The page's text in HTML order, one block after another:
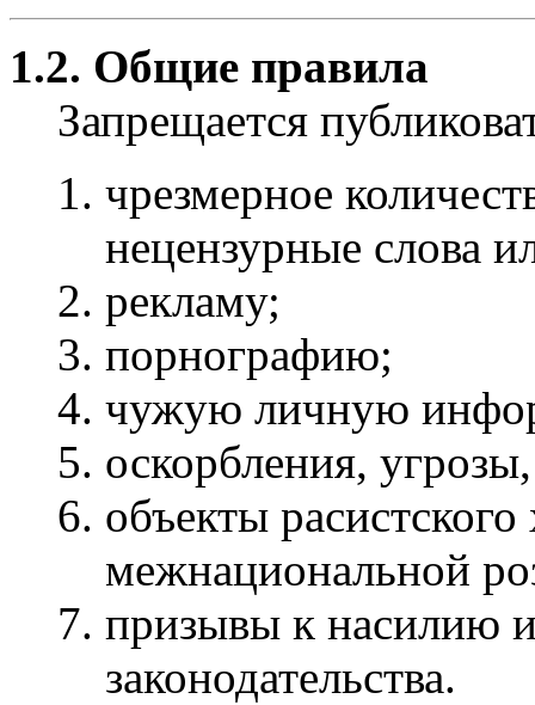
1.2. Общие правила
Запрещается
чрезмерное
нецензурные слова
рекламу;
порнографию;
чужую личную
оскорбления,
объекты
межнациональной
призывы к насилию
законодательства.